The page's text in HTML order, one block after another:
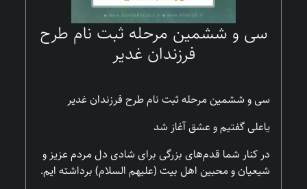
سی و ششمین مرحله ثبت نام طرح
فرزندان غدیر
سی و ششمین مرحله ثبت نام طرح فرزندان غدیر
یاعلی گفتیم و عشق آغاز شد
در کنار شما قدم‌های بزرگی برای شادی دل مردم عزیز و
شیعیان و محبین اهل بیت (علیهم السلام) برداشته ایم.